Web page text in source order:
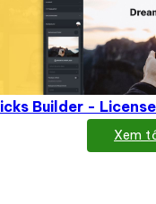
Builder -
Xem